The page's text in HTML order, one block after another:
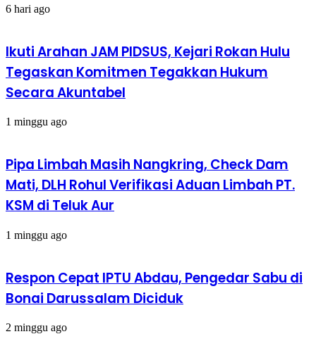
6 hari ago
Ikuti Arahan JAM PIDSUS, Kejari Rokan Hulu
Tegaskan Komitmen Tegakkan Hukum
Secara Akuntabel
1 minggu ago
Pipa Limbah Masih Nangkring, Check Dam
Mati, DLH Rohul Verifikasi Aduan Limbah PT.
KSM di Teluk Aur
1 minggu ago
Respon Cepat IPTU Abdau, Pengedar Sabu di
Bonai Darussalam Diciduk
2 minggu ago